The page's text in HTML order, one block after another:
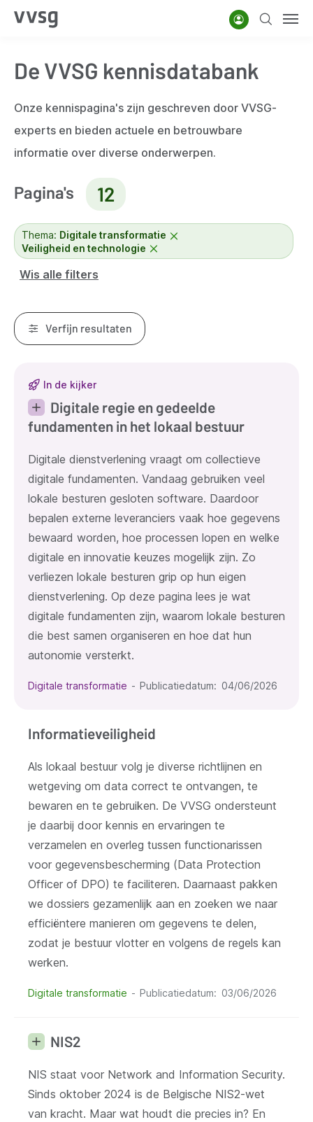
Overslaan
gaan
AccountZoeken
De VVSG kennisdatabank
Onze kennispagina's zijn geschreven door VVSG-
experts en bieden actuele en betrouwbare
informatie over diverse onderwerpen.
Pagina's 12
Thema: Digitale transformatie
Veiligheid en technologie
Wis alle filters
Verfijn resultaten
Resultaten
In de kijker
Digitale regie en gedeelde
fundamenten in het lokaal bestuur
Digitale dienstverlening vraagt om collectieve
digitale fundamenten. Vandaag gebruiken veel
lokale besturen gesloten software. Daardoor
bepalen externe leveranciers vaak hoe gegevens
bewaard worden, hoe processen lopen en welke
digitale en innovatie keuzes mogelijk zijn. Zo
verliezen lokale besturen grip op hun eigen
dienstverlening. Op deze pagina lees je wat
digitale fundamenten zijn, waarom lokale besturen
die best samen organiseren en hoe dat hun
autonomie versterkt.
Digitale transformatie Publicatiedatum 04/06/2026
Informatieveiligheid
Als lokaal bestuur volg je diverse richtlijnen en
wetgeving om data correct te ontvangen, te
bewaren en te gebruiken. De VVSG ondersteunt
je daarbij door kennis en ervaringen te
verzamelen en overleg tussen functionarissen
voor gegevensbescherming (Data Protection
Officer of DPO) te faciliteren. Daarnaast pakken
we dossiers gezamenlijk aan en zoeken we naar
efficiëntere manieren om gegevens te delen,
zodat je bestuur vlotter en volgens de regels kan
werken.
Digitale transformatie Publicatiedatum 03/06/2026
NIS2
NIS staat voor Network and Information Security.
Sinds oktober 2024 is de Belgische NIS2-wet
van kracht. Maar wat houdt die precies in? En